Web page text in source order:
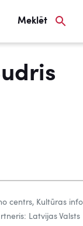
Meklēt
centrs, Kultūras
Latvijas Valsts